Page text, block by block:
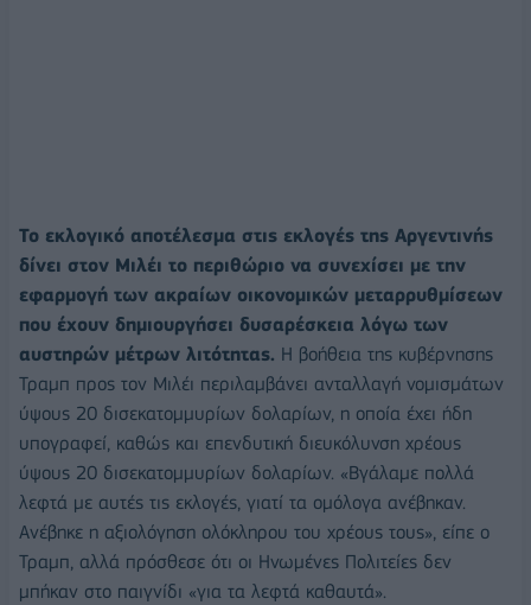
Το εκλογικό αποτέλεσμα στις εκλογές της Αργεντινής
δίνει στον Μιλέι το περιθώριο να συνεχίσει με την
εφαρμογή των ακραίων οικονομικών μεταρρυθμίσεων
που έχουν δημιουργήσει δυσαρέσκεια λόγω των
αυστηρών μέτρων λιτότητας. Η βοήθεια της κυβέρνησης
Τραμπ προς τον Μιλέι περιλαμβάνει ανταλλαγή νομισμάτων
ύψους 20 δισεκατομμυρίων δολαρίων, η οποία έχει ήδη
υπογραφεί, καθώς και επενδυτική διευκόλυνση χρέους
ύψους 20 δισεκατομμυρίων δολαρίων. «Βγάλαμε πολλά
λεφτά με αυτές τις εκλογές, γιατί τα ομόλογα ανέβηκαν.
Ανέβηκε η αξιολόγηση ολόκληρου του χρέους τους», είπε ο
Τραμπ, αλλά πρόσθεσε ότι οι Ηνωμένες Πολιτείες δεν
μπήκαν στο παιγνίδι «για τα λεφτά καθαυτά».